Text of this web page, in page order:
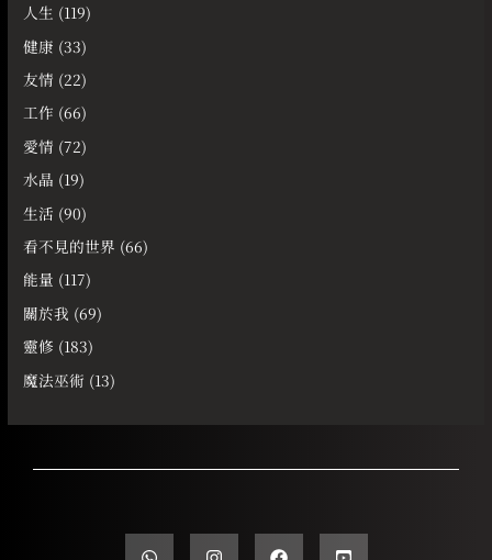
人生 (119)
健康 (33)
友情 (22)
工作 (66)
愛情 (72)
水晶 (19)
生活 (90)
看不見的世界 (66)
能量 (117)
關於我 (69)
靈修 (183)
魔法巫術 (13)